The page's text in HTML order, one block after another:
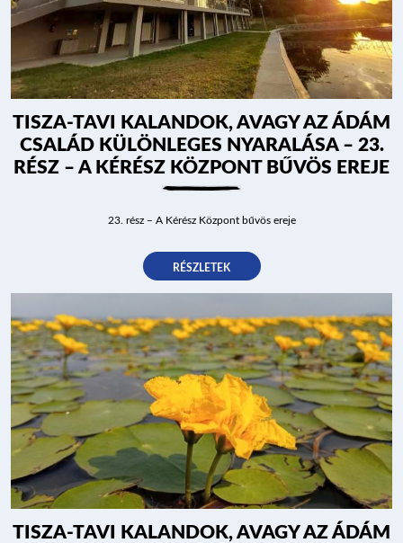
NYARALÓHAJÓZÁS
ÚTVONALAK
KÉRDÉSEK
PROGRAM
TISZA-TAVI KALANDOK, AVAGY AZ ÁDÁM
CSALÁD KÜLÖNLEGES NYARALÁSA – 23.
RÉSZ – A KÉRÉSZ KÖZPONT BŰVÖS EREJE
23. rész – A Kérész Központ bűvös ereje
RÉSZLETEK
TISZA-TAVI KALANDOK, AVAGY AZ ÁDÁM